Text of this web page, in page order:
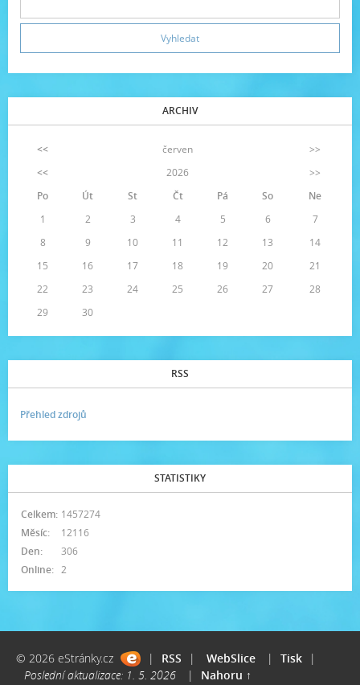
ARCHIV
<< červen
>>
<<
2026
>>
Po
Út St Čt Pá So
Ne
1
2 3 4 5 6
7
8
9 10 11 12 13
14
15
16 17 18 19 20
21
22
23 24 25 26 27
28
29
30
RSS
Přehled zdrojů
STATISTIKY
Online: 2
Celkem: 1457274
Měsíc:
12116
Den:
306
© 2026 eStránky.cz | RSS | WebSlice | Tisk
|
Poslední aktualizace: 1. 5. 2026
| Nahoru ↑